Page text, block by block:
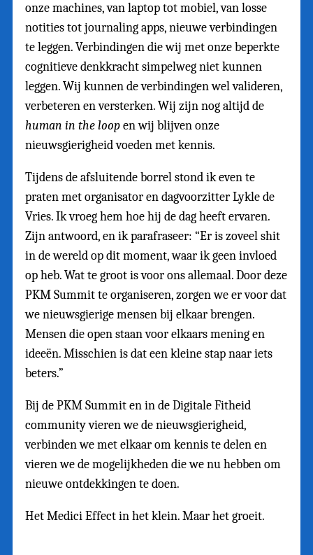
onze machines, van laptop tot mobiel, van losse
notities tot journaling apps, nieuwe verbindingen
te leggen. Verbindingen die wij met onze beperkte
cognitieve denkkracht simpelweg niet kunnen
leggen. Wij kunnen de verbindingen wel valideren,
verbeteren en versterken. Wij zijn nog altijd de
human in the loopen wij blijven onze
nieuwsgierigheid voeden met kennis.
Tijdens de afsluitende borrel stond ik even te
praten met organisator en dagvoorzitter Lykle de
Vries. Ik vroeg hem hoe hij de dag heeft ervaren.
Zijn antwoord, en ik parafraseer: “Er is zoveel shit
in de wereld op dit moment, waar ik geen invloed
op heb. Wat te groot is voor ons allemaal. Door deze
PKM Summit te organiseren, zorgen we er voor dat
we nieuwsgierige mensen bij elkaar brengen.
Mensen die open staan voor elkaars mening en
ideeën. Misschien is dat een kleine stap naar iets
beters.”
Bij de PKM Summit en in de Digitale Fitheid
community vieren we de nieuwsgierigheid,
verbinden we met elkaar om kennis te delen en
vieren we de mogelijkheden die we nu hebben om
nieuwe ontdekkingen te doen.
Het Medici Effect in het klein. Maar het groeit.